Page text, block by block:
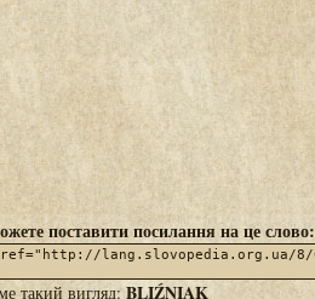
поставити посилання на це слово:
такий вигляд:BLIŹNIAK